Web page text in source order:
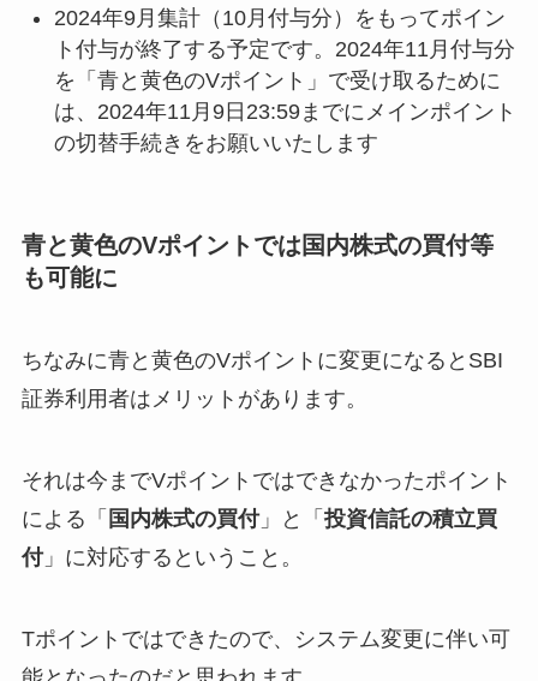
2024年9月集計（10月付与分）をもってポイン
ト付与が終了する予定です。 2024年11月付与分
を「青と黄色のVポイント」で受け取るために
は、2024年11月9日23:59までにメインポイント
の切替手続きをお願いいたします
青と黄色のVポイントでは国内株式の買付等
も可能に
ちなみに青と黄色のVポイントに変更になるとSBI
証券利用者はメリットがあります。
それは今までVポイントではできなかったポイント
による「 国内株式の買付」と「 投資信託の積立買
付」に対応するということ。
Tポイントではできたので、システム変更に伴い可